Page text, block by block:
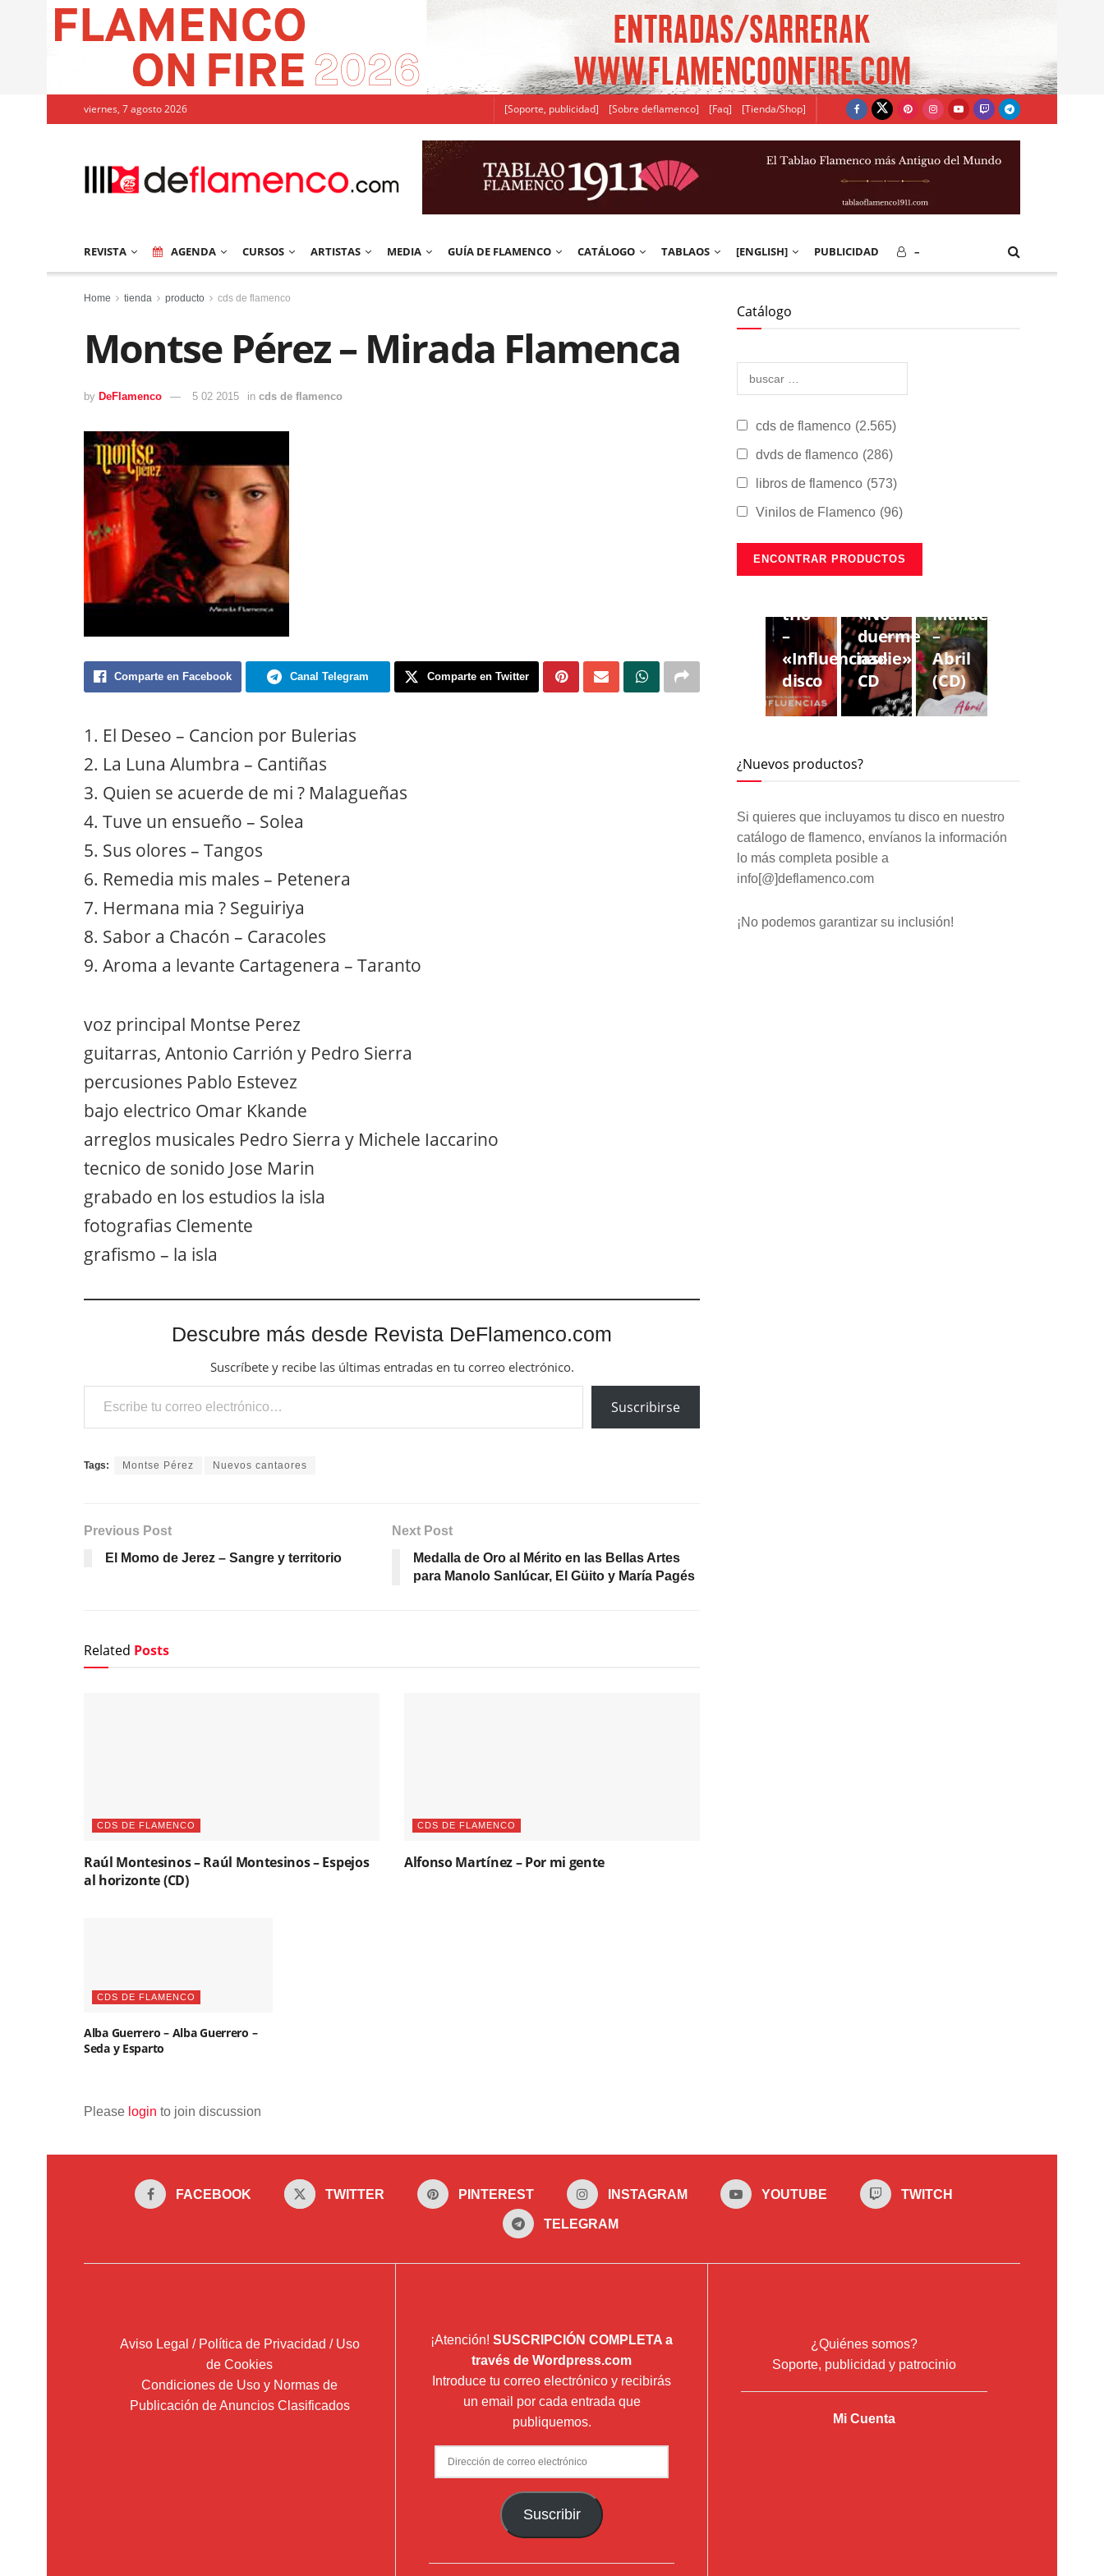
viernes, 7 agosto 2026 [Soporte, publicidad] [Sobre deflamenco] [Faq] [Tienda/Shop]
REVISTA AGENDA CURSOS ARTISTAS MEDIA GUÍA DE FLAMENCO CATÁLOGO TABLAOS [ENGLISH] PUBLICIDAD –
Home tienda producto cds de flamenco
Montse Pérez – Mirada Flamenca
by DeFlamenco 5 02 2015 in cds de flamenco
Comparte en Facebook Canal Telegram Comparte en Twitter
1. El Deseo – Cancion por Bulerias
2. La Luna Alumbra – Cantiñas
3. Quien se acuerde de mi ? Malagueñas
4. Tuve un ensueño – Solea
5. Sus olores – Tangos
6. Remedia mis males – Petenera
7. Hermana mia ? Seguiriya
8. Sabor a Chacón – Caracoles
9. Aroma a levante Cartagenera – Taranto
voz principal Montse Perez
guitarras, Antonio Carrión y Pedro Sierra
percusiones Pablo Estevez
bajo electrico Omar Kkande
arreglos musicales Pedro Sierra y Michele Iaccarino
tecnico de sonido Jose Marin
grabado en los estudios la isla
fotografias Clemente
grafismo – la isla
Descubre más desde Revista DeFlamenco.com
Suscríbete y recibe las últimas entradas en tu correo electrónico.
Escribe tu correo electrónico…
Suscribirse
Tags: Montse Pérez Nuevos cantaores
Previous Post
El Momo de Jerez – Sangre y territorio
Next Post
Medalla de Oro al Mérito en las Bellas Artes
para Manolo Sanlúcar, El Güito y María Pagés
Related Posts
CDS DE FLAMENCO
Raúl Montesinos – Raúl Montesinos – Espejos
al horizonte (CD)
CDS DE FLAMENCO
Alfonso Martínez – Por mi gente
CDS DE FLAMENCO
Alba Guerrero – Alba Guerrero –
Seda y Esparto
Please login to join discussion
Catálogo
cds de flamenco (2.565)
dvds de flamenco (286)
libros de flamenco (573)
Vinilos de Flamenco (96)
FLAMENCO
Lorenzo
trío
–
«Influencias»
disco
FLAMENCO
Gregorio
«No
duerme
nadie»
CD
Manuela
–
Abril
(CD)
¿Nuevos productos?
Si quieres que incluyamos tu disco en nuestro
catálogo de flamenco, envíanos la información
lo más completa posible a
info[@]deflamenco.com
¡No podemos garantizar su inclusión!
FACEBOOK TWITTER PINTEREST INSTAGRAM YOUTUBE TWITCH
TELEGRAM
Aviso Legal / Política de Privacidad / Uso
de Cookies
Condiciones de Uso y Normas de
Publicación de Anuncios Clasificados
¡Atención! SUSCRIPCIÓN COMPLETA a
través de Wordpress.com
Introduce tu correo electrónico y recibirás
un email por cada entrada que
publiquemos.
Dirección
de
Suscribir
¿Quiénes somos?
Soporte, publicidad y patrocinio
Mi Cuenta